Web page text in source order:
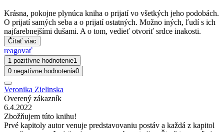
Krásna, pokojne plynúca kniha o prijatí vo všetkých jeho podobách.
O prijatí samých seba a o prijatí ostatných. Možno iných, ľudí s ich
najfarebnejšími dušami. A o tom, vedieť otvoriť srdce inakosti.
Čítať viac
reagovať
1 pozitívne hodnotenie1
0 negatívne hodnotenia0
Veronika Zielinska
Overený zákazník
6.4.2022
Zbožňujem túto knihu!
Prvé kapitoly autor venuje predstavovaniu postáv a každá z kapitol